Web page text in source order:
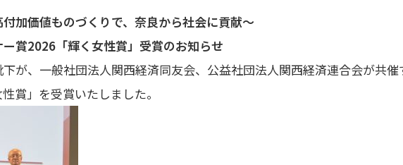
加価値ものづくりで、奈良から社会に貢献～
賞2026「輝く女性賞」受賞のお知らせ
下が、一般社団法人関西経済同友会、公益社団法人関西経済連合会が共
賞」を受賞いたしました。